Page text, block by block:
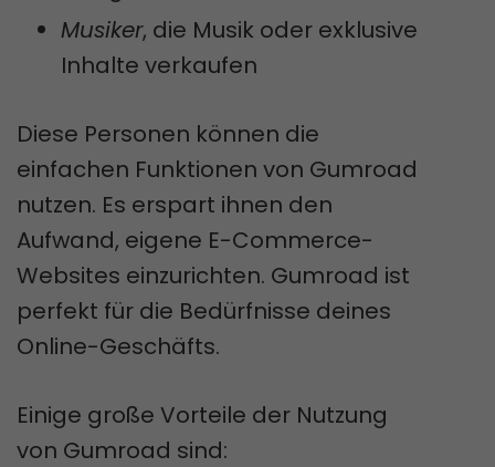
Musiker, die Musik oder exklusive
Inhalte verkaufen
Diese Personen können die
einfachen Funktionen von Gumroad
nutzen. Es erspart ihnen den
Aufwand, eigene E-Commerce-
Websites einzurichten. Gumroad ist
perfekt für die Bedürfnisse deines
Online-Geschäfts.
Einige große Vorteile der Nutzung
von Gumroad sind: